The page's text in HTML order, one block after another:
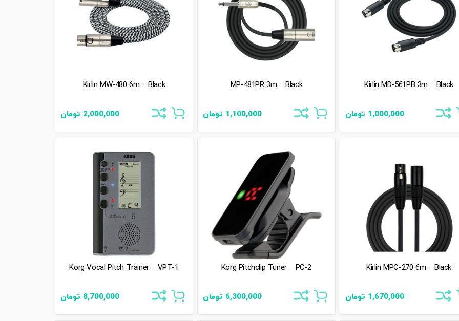
Kirlin MD-561PB 3m – Black
1,000,000 تومان
MP-481PR 3m – Black
1,100,000 تومان
Kirlin MW-480 6m – Black
2,000,000 تومان
Kirlin MPC-270 6m – Black
1,670,000 تومان
Korg Pitchclip Tuner – PC-2
6,300,000 تومان
Korg Vocal Pitch Trainer – VPT-1
8,700,000 تومان